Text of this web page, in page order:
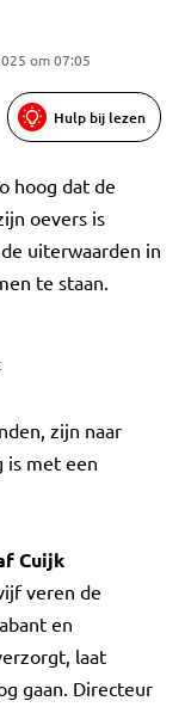
om 07:05
Hulp bij lezen
hoog dat de
oevers is
uiterwaarden in
te staan.
zijn naar
is met een
Cuijk
veren de
en
laat
gaan. Directeur